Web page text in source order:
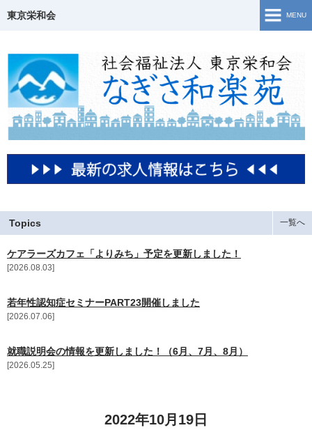
東京栄和会 MENU
介護保険事業
ご相談窓口・支援事業
障害福祉サービス
若年性認知症について
生活・活動の様子
地域共生
施設紹介
Topics 一覧へ
2026.08.03
ケアラーズカフェ「よりみち」予定を更新しました！
2026.07.06
若年性認知症セミナーPART23開催しました
2026.05.25
就職説明会の情報を更新しました！（6月、7月、8月）
2022年10月19日